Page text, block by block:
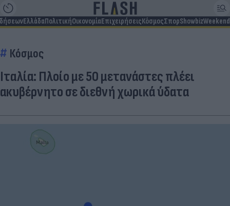
ΕλλάδαΠολιτικήΟικονομίαΕπιχειρήσειςΚόσμοςΣπορShowbizWeekend
Κόσμος
Ιταλία: Πλοίο με 50 μετανάστες πλέει
ακυβέρνητο σε διεθνή χωρικά ύδατα